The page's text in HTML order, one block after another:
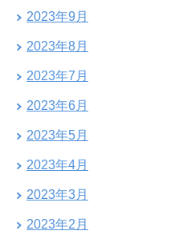
2023年9月
2023年8月
2023年7月
2023年6月
2023年5月
2023年4月
2023年3月
2023年2月